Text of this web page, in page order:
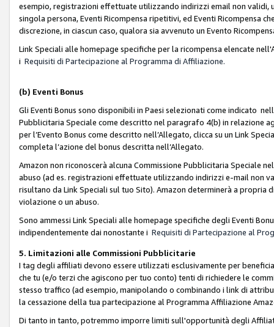
esempio, registrazioni effettuate utilizzando indirizzi email non
singola persona, Eventi Ricompensa ripetitivi, ed Eventi Ricompensa
discrezione, in ciascun caso, qualora sia avvenuto un Evento
Link Speciali alle homepage specifiche per la ricompensa elencate
i Requisiti di Partecipazione al Programma di Affiliazione.
(b) Eventi Bonus
Gli Eventi Bonus sono disponibili in Paesi selezionati come indicato
Pubblicitaria Speciale come descritto nel paragrafo 4(b) in relazione
per l’Evento Bonus come descritto nell’Allegato, clicca su un Link
completa l’azione del bonus descritta nell’Allegato.
Amazon non riconoscerà alcuna Commissione Pubblicitaria Speciale
abuso (ad es. registrazioni effettuate utilizzando indirizzi e-mail non
risultano da Link Speciali sul tuo Sito). Amazon determinerà a propria
violazione o un abuso.
Sono ammessi Link Speciali alle homepage specifiche degli Eventi
indipendentemente dai nonostante i Requisiti di Partecipazione al
5. Limitazioni alle Commissioni Pubblicitarie
I tag degli affiliati devono essere utilizzati esclusivamente per
che tu (e/o terzi che agiscono per tuo conto) tenti di richiedere le
stesso traffico (ad esempio, manipolando o combinando i link di
la cessazione della tua partecipazione al Programma Affiliazione
Di tanto in tanto, potremmo imporre limiti sull'opportunità degli